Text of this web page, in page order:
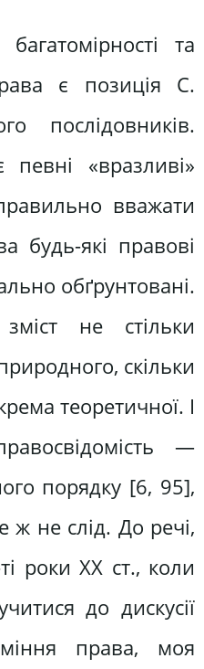
та
є позиція С.
послідовників.
«вразливі»
вважати
будь-які правові
обґрунтовані.
не стільки
скільки
теоретичної. І
—
порядку [6, 95],
ж не слід. До речі,
роки ХХ ст., коли
до дискусії
права, моя